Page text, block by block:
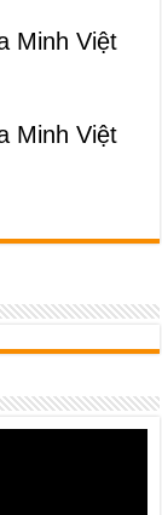
Minh Việt
Minh Việt